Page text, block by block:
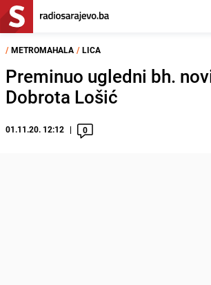
/ METROMAHALA / LICA
Preminuo ugledni bh.
Dobrota Lošić
01.11.20. 12:12 0